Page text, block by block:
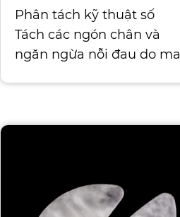
Phân tách kỹ thuật số
Tách các ngón chân và
ngăn ngừa nỗi đau do ma